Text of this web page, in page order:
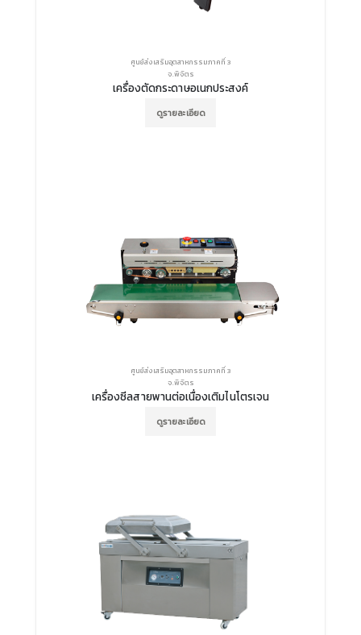
ศูนย์ส่งเสริมอุตสาหกรรมภาคที่ 3
จ.พิจิตร
เครื่องตัดกระดาษอเนกประสงค์
ดูรายละเอียด
ศูนย์ส่งเสริมอุตสาหกรรมภาคที่ 3
จ.พิจิตร
เครื่องซีลสายพานต่อเนื่องเติมไนโตรเจน
ดูรายละเอียด